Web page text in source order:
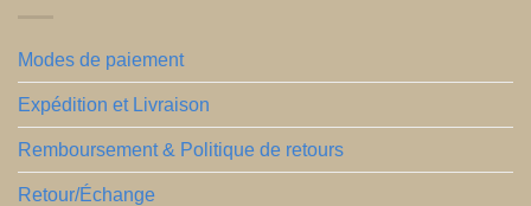
Modes de paiement
Expédition et Livraison
Remboursement & Politique de retours
Retour/Échange